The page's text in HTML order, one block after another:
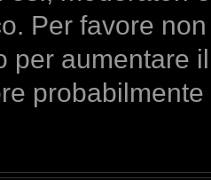
Per favore
per aumentare